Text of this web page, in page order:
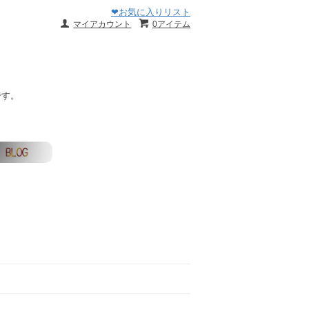
❤お気に入りリスト
0アイテム
マイアカウント
。